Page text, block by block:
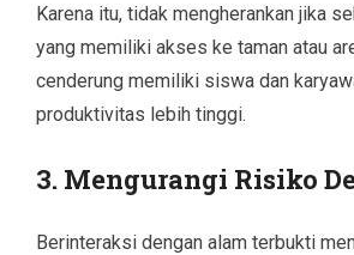
Karena itu, tidak mengherankan jika
yang memiliki akses ke taman atau
cenderung memiliki siswa dan
produktivitas lebih tinggi.
3. Mengurangi Risiko
Berinteraksi dengan alam terbukti